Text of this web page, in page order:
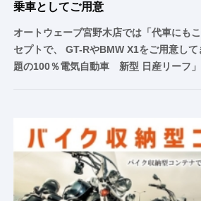
乗車としてご用意
オートウェーブ宮野木店では「代車にも
セプトで、 GT-RやBMW X1をご用意し
題の100％電気自動車 新型 日産リーフ